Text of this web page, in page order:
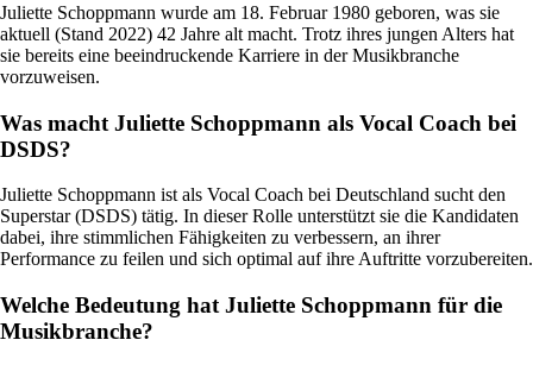
Juliette Schoppmann wurde am 18. Februar 1980 geboren, was sie
aktuell (Stand 2022) 42 Jahre alt macht. Trotz ihres jungen Alters hat
sie bereits eine beeindruckende Karriere in der Musikbranche
vorzuweisen.
Was macht Juliette Schoppmann als Vocal Coach bei
DSDS?
Juliette Schoppmann ist als Vocal Coach bei Deutschland sucht den
Superstar (DSDS) tätig. In dieser Rolle unterstützt sie die Kandidaten
dabei, ihre stimmlichen Fähigkeiten zu verbessern, an ihrer
Performance zu feilen und sich optimal auf ihre Auftritte vorzubereiten.
Welche Bedeutung hat Juliette Schoppmann für die
Musikbranche?